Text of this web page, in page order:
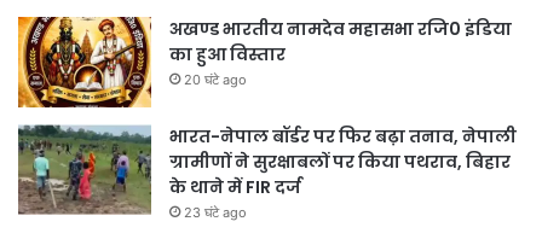
अखण्ड भारतीय नामदेव महासभा रजि0 इंडिया
का हुआ विस्तार
20 घंटे ago
भारत-नेपाल बॉर्डर पर फिर बढ़ा तनाव, नेपाली
ग्रामीणों ने सुरक्षाबलों पर किया पथराव, बिहार
के थाने में FIR दर्ज
23 घंटे ago